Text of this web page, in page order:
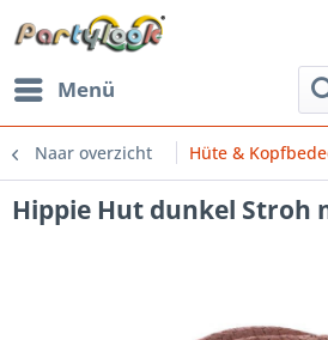
Menü
Naar overzicht Hüte &
Hippie Hut dunkel Stroh